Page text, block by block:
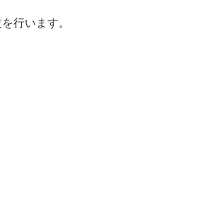
行います。